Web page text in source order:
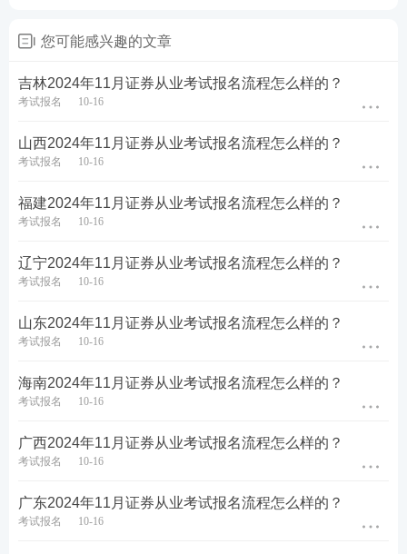
入下一步。
您可能感兴趣的文章
吉林2024年11月证券从业考试报名流程怎么样的？
考试报名 10-16
山西2024年11月证券从业考试报名流程怎么样的？
考试报名 10-16
福建2024年11月证券从业考试报名流程怎么样的？
考试报名 10-16
辽宁2024年11月证券从业考试报名流程怎么样的？
考试报名 10-16
山东2024年11月证券从业考试报名流程怎么样的？
考试报名 10-16
海南2024年11月证券从业考试报名流程怎么样的？
考试报名 10-16
广西2024年11月证券从业考试报名流程怎么样的？
考试报名 10-16
广东2024年11月证券从业考试报名流程怎么样的？
考试报名 10-16